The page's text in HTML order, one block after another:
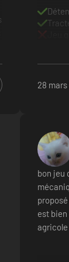
28
bon jeu
est
agricole